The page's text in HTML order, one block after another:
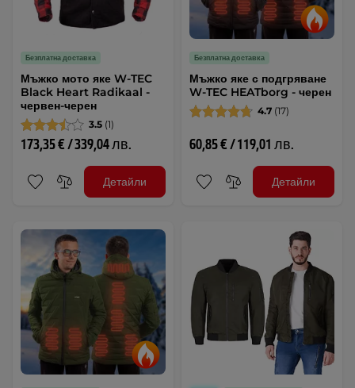
Безплатна доставка
Мъжко мото яке W-TEC
Black Heart Radikaal -
червен-черен
3.5 (1)
173,35 € / 339,04 лв.
Детайли
Безплатна доставка
Мъжко яке с подгряване
W-TEC HEATborg - черен
4.7 (17)
60,85 € / 119,01 лв.
Детайли